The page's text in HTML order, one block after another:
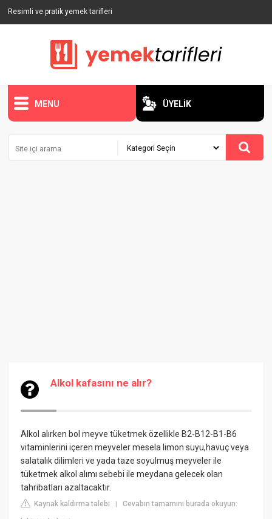
Resimli ve pratik yemek tarifleri
MENU ÜYELİK
Alkol kafasını ne alır?
Alkol alırken bol meyve tüketmek özellikle B2-B12-B1-B6
vitaminlerini içeren meyveler mesela limon suyu,havuç veya
salatalık dilimleri ve yada taze soyulmuş meyveler ile
tüketmek alkol alımı sebebi ile meydana gelecek olan
tahribatları azaltacaktır.
Kaynak kaldırma talebi |Cevabın tamamını burada okuyun: